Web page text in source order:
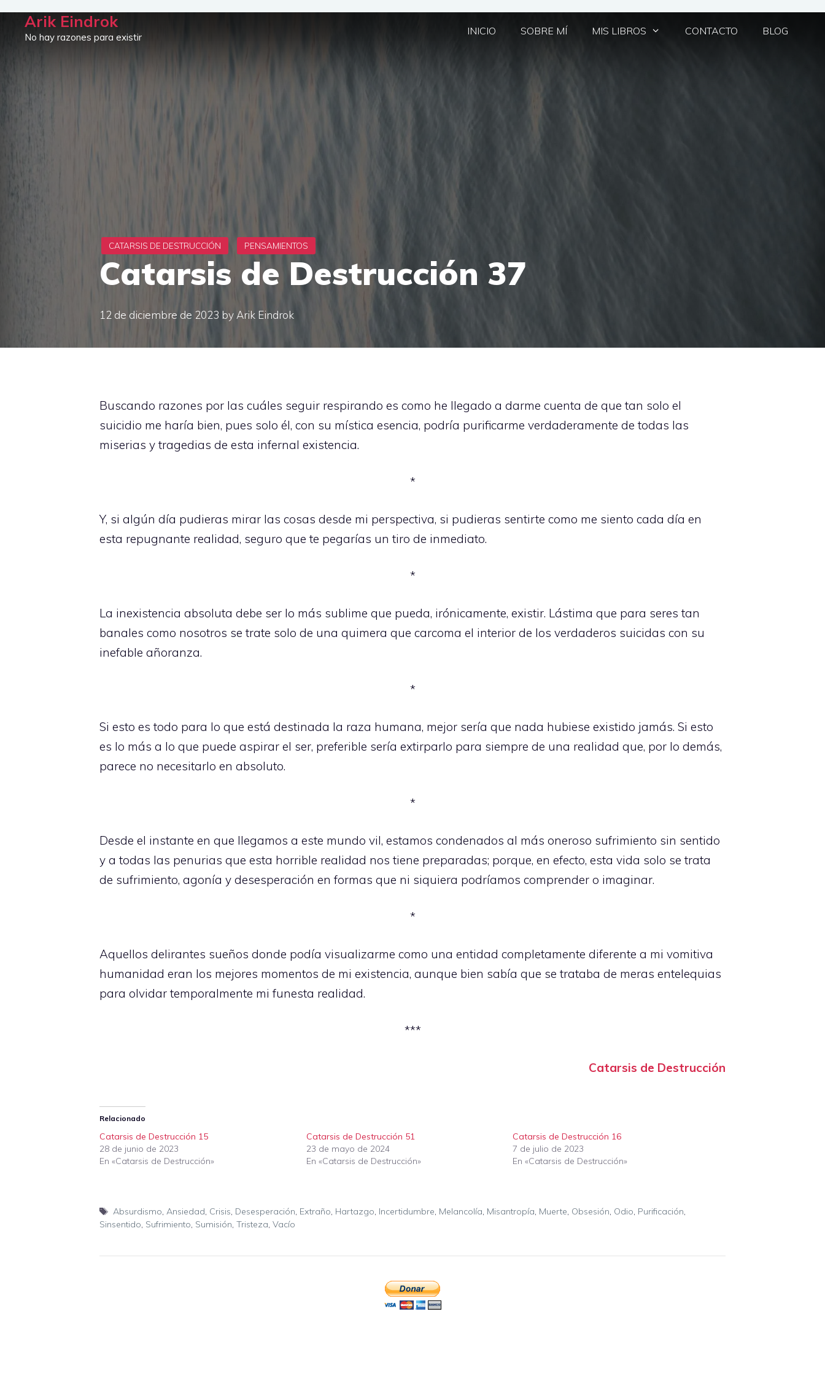
Saltar
Arik Eindrok
No hay razones para existir
INICIO SOBRE MÍ MIS LIBROS CONTACTO BLOG
Catarsis de Destrucción 37
12 de diciembre de 2023 by Arik Eindrok
Buscando razones por las cuáles seguir respirando es como he llegado a darme cuenta de que tan solo el
suicidio me haría bien, pues solo él, con su mística esencia, podría purificarme verdaderamente de todas las
miserias y tragedias de esta infernal existencia.
*
Y, si algún día pudieras mirar las cosas desde mi perspectiva, si pudieras sentirte como me siento cada día en
esta repugnante realidad, seguro que te pegarías un tiro de inmediato.
*
La inexistencia absoluta debe ser lo más sublime que pueda, irónicamente, existir. Lástima que para seres tan
banales como nosotros se trate solo de una quimera que carcoma el interior de los verdaderos suicidas con su
inefable añoranza.
*
Si esto es todo para lo que está destinada la raza humana, mejor sería que nada hubiese existido jamás. Si esto
es lo más a lo que puede aspirar el ser, preferible sería extirparlo para siempre de una realidad que, por lo demás,
parece no necesitarlo en absoluto.
*
Desde el instante en que llegamos a este mundo vil, estamos condenados al más oneroso sufrimiento sin sentido
y a todas las penurias que esta horrible realidad nos tiene preparadas; porque, en efecto, esta vida solo se trata
de sufrimiento, agonía y desesperación en formas que ni siquiera podríamos comprender o imaginar.
*
Aquellos delirantes sueños donde podía visualizarme como una entidad completamente diferente a mi vomitiva
humanidad eran los mejores momentos de mi existencia, aunque bien sabía que se trataba de meras entelequias
para olvidar temporalmente mi funesta realidad.
***
Catarsis de Destrucción
Relacionado
Catarsis de Destrucción 15
28 de junio de 2023
En «Catarsis de Destrucción»
Catarsis de Destrucción 51
23 de mayo de 2024
En «Catarsis de Destrucción»
Catarsis de Destrucción 16
7 de julio de 2023
En «Catarsis de Destrucción»
Etiquetas
Absurdismo, Ansiedad, Crisis, Desesperación, Extraño, Hartazgo, Incertidumbre, Melancolía, Misantropía, Muerte, Obsesión, Odio, Purificación,
Sinsentido, Sufrimiento, Sumisión, Tristeza, Vacío